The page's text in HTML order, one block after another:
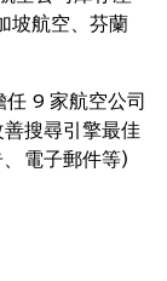
坡航空、芬蘭
9 家航空公司
搜尋引擎最佳
電子郵件等)